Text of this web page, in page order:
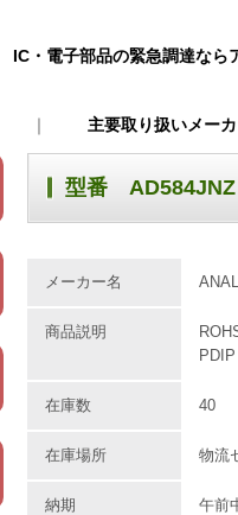
IC・電子部品の緊急調達なら
主要取り扱いメー
型番 AD584JNZ
メーカー名
商品説明
PDIP
在庫数 40
在庫場所 物流
納期 午前